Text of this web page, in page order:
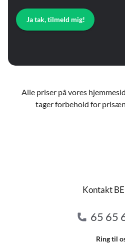
Ja tak, tilmeld mig!
Alle priser på vores
tager forbehold for
Kontakt
65 65
Ring til